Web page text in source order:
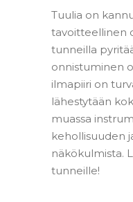
Tuulia on
tavoitteellinen
tunneilla
onnistuminen
ilmapiiri on
lähestytään
muassa
kehollisuuden
näkökulmista.
tunneille!